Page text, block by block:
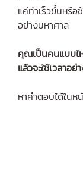
แค่ทำเร็วขึ้นหรือ
อย่างมหาศาล
คุณเป็นคนแบบไ
แล้วจะใช้เวลาอ
หาคำตอบได้ในห